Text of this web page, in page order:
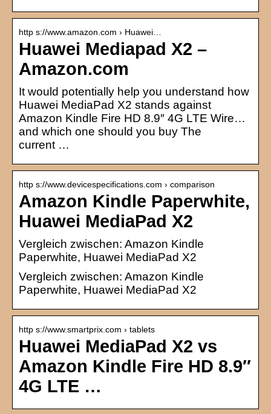
http s://www.amazon.com › Huawei…
Huawei Mediapad X2 –
Amazon.com
It would potentially help you understand how
Huawei MediaPad X2 stands against
Amazon Kindle Fire HD 8.9″ 4G LTE Wire…
and which one should you buy The
current …
http s://www.devicespecifications.com › comparison
Amazon Kindle Paperwhite,
Huawei MediaPad X2
Vergleich zwischen: Amazon Kindle
Paperwhite, Huawei MediaPad X2
Vergleich zwischen: Amazon Kindle
Paperwhite, Huawei MediaPad X2
http s://www.smartprix.com › tablets
Huawei MediaPad X2 vs
Amazon Kindle Fire HD 8.9″
4G LTE …